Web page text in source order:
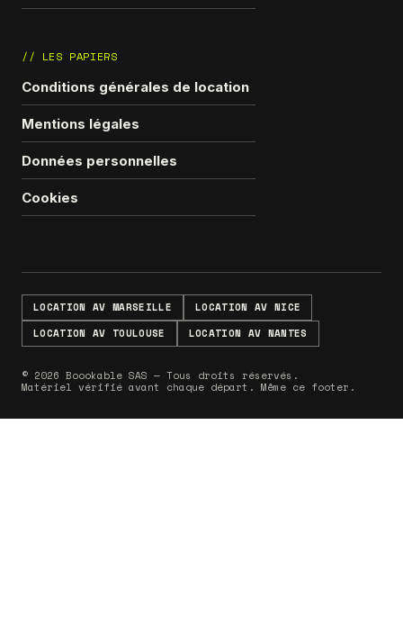
// LES PAPIERS
Conditions générales de location
Mentions légales
Données personnelles
Cookies
LOCATION AV MARSEILLE
LOCATION AV NICE
LOCATION AV TOULOUSE
LOCATION AV NANTES
© 2026 Boookable SAS — Tous droits réservés.
Matériel vérifié avant chaque départ. Même ce footer.